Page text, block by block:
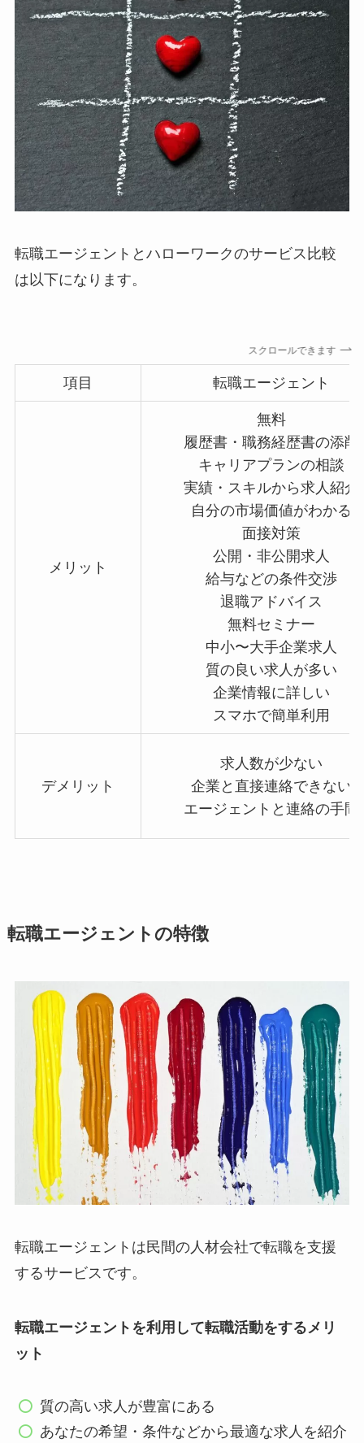
転職エージェントとハローワークのサービス比較
は以下になります。
スクロールできます
項目 転職エージェント
メリット
無料
履歴書・職務経歴書の添削
キャリアプランの相談
実績・スキルから求人紹介
自分の市場価値がわかる
面接対策
公開・非公開求人
給与などの条件交渉
退職アドバイス
無料セミナー
中小〜大手企業求人
質の良い求人が多い
企業情報に詳しい
スマホで簡単利用
デメリット
求人数が少ない
企業と直接連絡できない
エージェントと連絡の手間
転職エージェントの特徴
転職エージェントは民間の人材会社で転職を支援
するサービスです。
転職エージェントを利用して転職活動をするメリ
ット
質の高い求人が豊富にある
あなたの希望・条件などから最適な求人を紹介